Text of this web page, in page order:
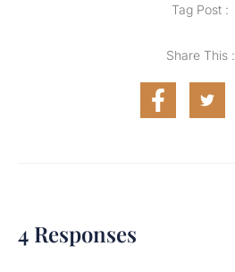
Tag Post :
Share This :
4 Responses